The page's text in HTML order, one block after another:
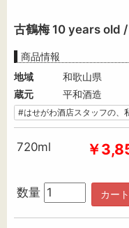
古鶴梅 10 years old
商品情報
地域
和歌山県
蔵元
平和酒造
#はせがわ酒店スタッフの、
720ml ￥
数量 カー